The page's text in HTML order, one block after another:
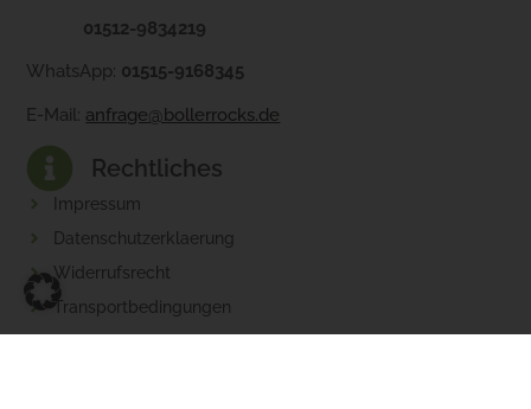
01512-9834219
WhatsApp: 01515-9168345
E-Mail: anfrage@bollerrocks.de
Rechtliches
Impressum
Datenschutzerklaerung
Widerrufsrecht
Transportbedingungen